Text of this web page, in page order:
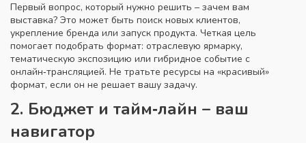
Первый вопрос, который нужно решить – зачем вам
выставка? Это может быть поиск новых клиентов,
укрепление бренда или запуск продукта. Четкая цель
помогает подобрать формат: отраслевую ярмарку,
тематическую экспозицию или гибридное событие с
онлайн‑трансляцией. Не тратьте ресурсы на «красивый»
формат, если он не решает вашу задачу.
2. Бюджет и тайм‑лайн – ваш
навигатор